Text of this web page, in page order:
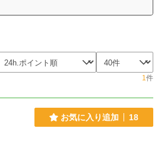
1件
お気に入り追加 18